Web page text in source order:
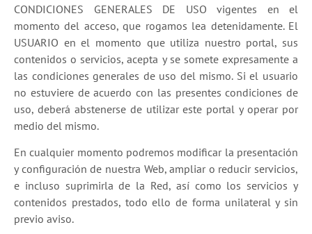
CONDICIONES GENERALES DE USO vigentes en el
momento del acceso, que rogamos lea detenidamente. El
USUARIO en el momento que utiliza nuestro portal, sus
contenidos o servicios, acepta y se somete expresamente a
las condiciones generales de uso del mismo. Si el usuario
no estuviere de acuerdo con las presentes condiciones de
uso, deberá abstenerse de utilizar este portal y operar por
medio del mismo.
En cualquier momento podremos modificar la presentación
y configuración de nuestra Web, ampliar o reducir servicios,
e incluso suprimirla de la Red, así como los servicios y
contenidos prestados, todo ello de forma unilateral y sin
previo aviso.